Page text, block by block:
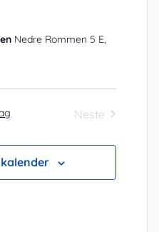
i
n
i
n
g
e
e
n
V
Nedre Rommen 5 E,
Neste